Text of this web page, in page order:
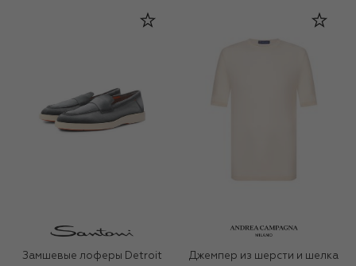
Замшевые лоферы Detroit
Джемпер из шерсти и шелка